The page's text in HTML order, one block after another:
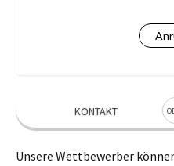
KONTAKT
Unsere Wettbewerber